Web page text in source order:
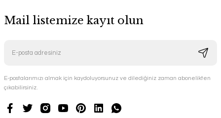
Mail listemize kayıt olun
E-postalarımızı almak için kaydoluyorsunuz ve dilediğiniz zaman abonelikten
çıkabilirsiniz.